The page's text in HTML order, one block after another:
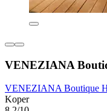
VENEZIANA
VENEZIANA Boutique
Koper